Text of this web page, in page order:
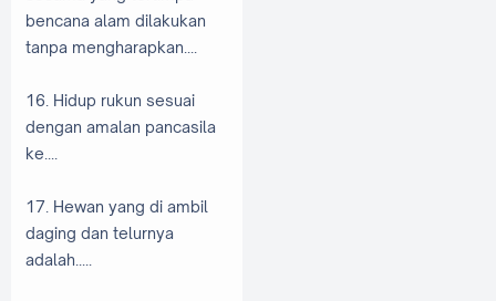
bencana alam dilakukan
tanpa mengharapkan....
16. Hidup rukun sesuai
dengan amalan pancasila
ke....
17. Hewan yang di ambil
daging dan telurnya
adalah.....